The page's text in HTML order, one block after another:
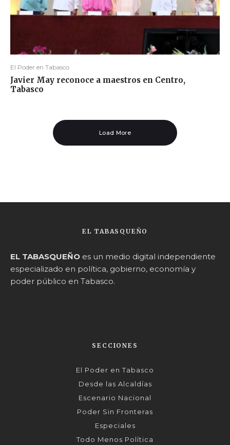
El Poder en Tabasco
Javier May reconoce a maestros en Centro,
Tabasco
Load More
EL TABASQUEÑO
EL TABASQUEÑO es un medio digital independiente
especializado en política, gobierno, economía y
poder público en Tabasco.
SECCIONES
El Poder en Tabasco
Desde las Alcaldías
Escenario Nacional
Poder Sin Fronteras
Especiales
Todo Menos Política